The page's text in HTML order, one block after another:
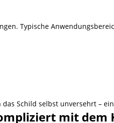
Typische
Schild selbst unversehrt –
mit dem